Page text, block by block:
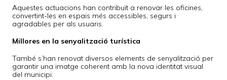
Aquestes actuacions han contribuït a renovar les oficines,
convertint-les en espais més accessibles, segurs i
agradables per als usuaris.
Millores en la senyalització turística
També s’han renovat diversos elements de senyalització per
garantir una imatge coherent amb la nova identitat visual
del municipi: